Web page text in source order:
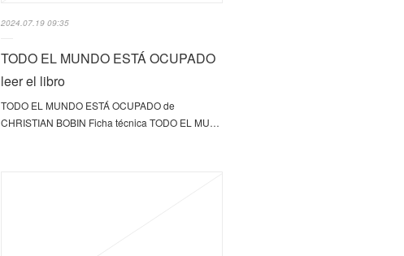
2024.07.19 09:35
TODO EL MUNDO ESTÁ OCUPADO
leer el libro
TODO EL MUNDO ESTÁ OCUPADO de
CHRISTIAN BOBIN Ficha técnica TODO EL MU…